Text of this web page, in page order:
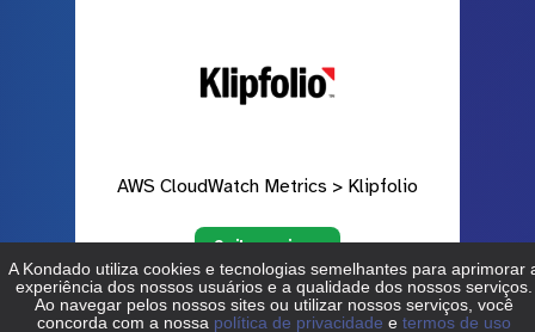
AWS CloudWatch Metrics > Klipfolio
Saiba mais →